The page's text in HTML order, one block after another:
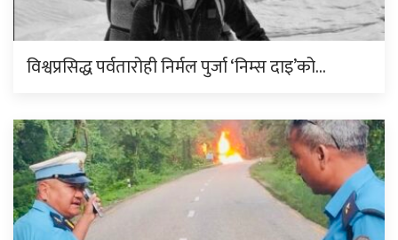
विश्वप्रसिद्ध पर्वतारोही निर्मल पुर्जा ‘निम्स दाइ’को…